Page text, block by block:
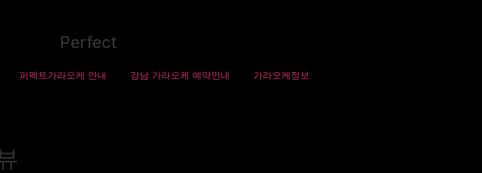
Perfect
퍼펙트가라오케 안내 강남 가라오케 예약안내 가라오케정보